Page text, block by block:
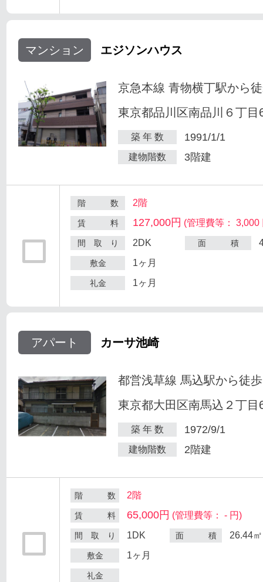
マンション エジソンハウス
京急本線 青物横丁駅から
東京都品川区南品川６丁目
築 年 数 1991/1/1
建物階数 3階建
階 数 2階
賃 料 127,000円 (管理費等： 3,000
間 取 り 2DK 面 積
敷金 1ヶ月
礼金 1ヶ月
アパート カーサ池崎
都営浅草線 馬込駅から徒
東京都大田区南馬込２丁目
築 年 数 1972/9/1
建物階数 2階建
階 数 2階
賃 料 65,000円 (管理費等： - 円)
間 取 り 1DK 面 積 26.44㎡
敷金 1ヶ月
礼金